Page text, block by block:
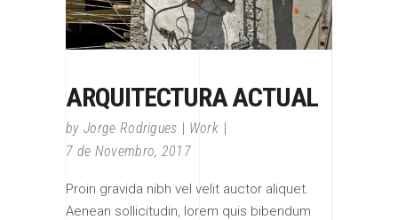
ARQUITECTURA ACTUAL
by Jorge Rodrigues
Work
7 de Novembro, 2017
Proin gravida nibh vel velit auctor aliquet.
Aenean sollicitudin, lorem quis bibendum